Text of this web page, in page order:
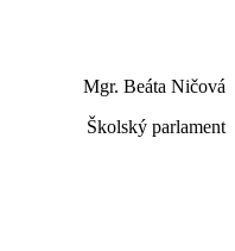
Mgr. Beáta Ničová
Školský parlament